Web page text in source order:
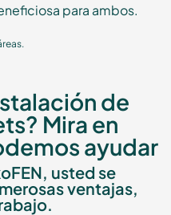
para ambos.
de
Mira en
ayudar
usted se
ventajas,